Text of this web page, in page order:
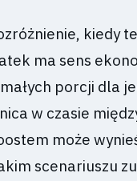
kiedy
ma sens
porcji dla
w czasie
może
scenariuszu